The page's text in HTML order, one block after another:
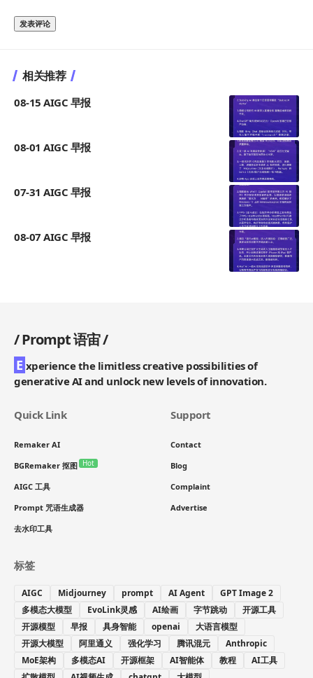
相关推荐
08-15 AIGC 早报
08-01 AIGC 早报
07-31 AIGC 早报
08-07 AIGC 早报
/Prompt 语宙/
E xperience the limitless creative possibilities of
generative AI and unlock new levels of innovation.
Quick Link
Remaker AI
BGRemaker 抠图 Hot
AIGC 工具
Prompt 咒语生成器
去水印工具
Support
Contact
Blog
Complaint
Advertise
标签
AIGC Midjourney prompt AI Agent
GPT Image 2
多模态大模型
EvoLink灵感 AI绘画 字节跳动
开源工具
开源模型
早报 具身智能 openai
大语言模型
开源大模型
阿里通义 强化学习 腾讯混元
Anthropic
MoE架构
多模态AI 开源框架 AI智能体 教程
AI工具